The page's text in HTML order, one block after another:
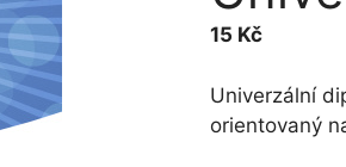
15 Kč
Univerzální
orientovaný